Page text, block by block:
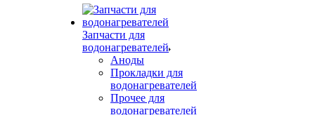
Запчасти для
водонагревателей
Аноды
Прокладки для
водонагревателей
Прочее для
водонагревателей